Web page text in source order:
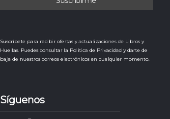
Suscríbete para recibir ofertas y actualizaciones de Libros y
Huellas. Puedes consultar la Política de Privacidad y darte de
baja de nuestros correos electrónicos en cualquier momento.
Síguenos